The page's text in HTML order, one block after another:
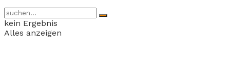
kein Ergebnis
Alles anzeigen